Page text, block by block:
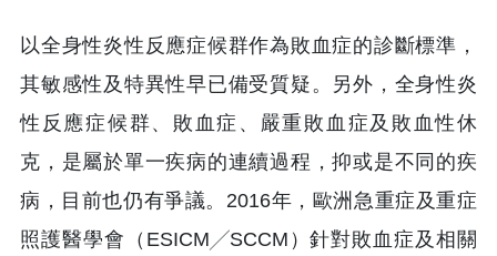
以全身性炎性反應症候群作為敗血症的診斷標準，
其敏感性及特異性早已備受質疑。另外，全身性炎
性反應症候群、敗血症、嚴重敗血症及敗血性休
克，是屬於單一疾病的連續過程，抑或是不同的疾
病，目前也仍有爭議。2016年，歐洲急重症及重症
照護醫學會（ESICM╱SCCM）針對敗血症及相關